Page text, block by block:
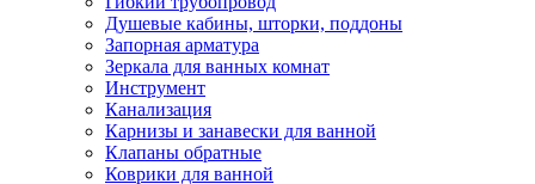
Душевые кабины, шторки, поддоны
Запорная арматура
Зеркала для ванных комнат
Инструмент
Канализация
Карнизы и занавески для ванной
Клапаны обратные
Коврики для ванной